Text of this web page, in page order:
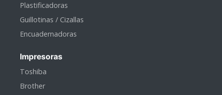
Plastificadoras
Guillotinas / Cizallas
Encuadernadoras
Impresoras
Toshiba
Brother